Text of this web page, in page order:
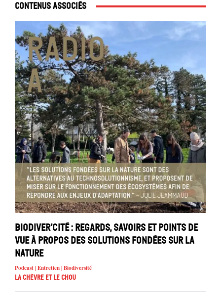
Contenus associés
Biodiver’cité : regards, savoirs et points de
vue à propos des solutions fondées sur la
nature
Podcast | Entretien | Biodiversité
La chèvre et le chou